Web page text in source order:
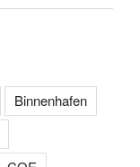
Binnenhafen